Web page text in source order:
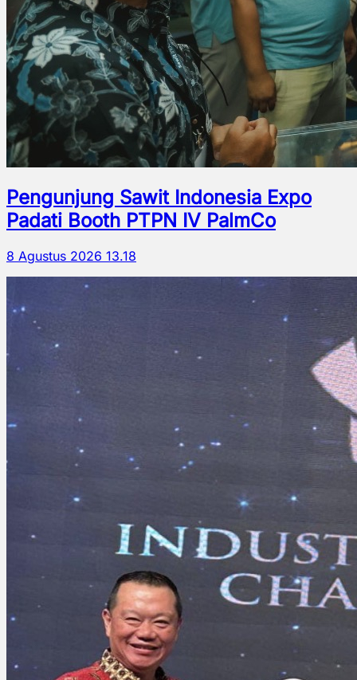
Pengunjung Sawit Indonesia Expo
Padati Booth PTPN IV PalmCo
8 Agustus 2026 13.18